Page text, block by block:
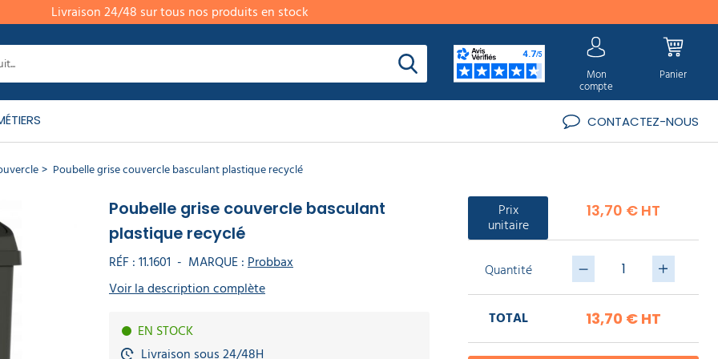
Livraison 24/48 sur tous nos produits en stock
Mon
compte
Panier
CONTACTEZ-NOUS
Poubelle grise couvercle basculant plastique recyclé
Poubelle grise couvercle basculant
plastique recyclé
RÉF :11.1601 - MARQUE :Probbax
Voir la description complète
EN STOCK
Livraison sous 24/48H
Prix
unitaire
13,70 € HT
Quantité
TOTAL 13,70 € HT